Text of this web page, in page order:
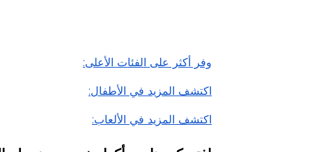
وفر أكثر على الفئات الأعلى:
اكتشف المزيد في الأطفال:
اكتشف المزيد في الألعاب: